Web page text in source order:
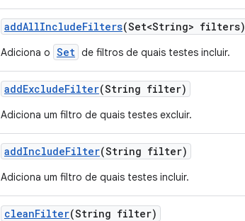
addAllIncludeFilters(Set<String> filters)
Adiciona o Set de filtros de quais testes incluir.
addExcludeFilter(String filter)
Adiciona um filtro de quais testes excluir.
addIncludeFilter(String filter)
Adiciona um filtro de quais testes incluir.
cleanFilter(String filter)